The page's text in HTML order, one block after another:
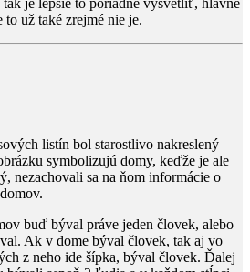
už také zrejmé nie je.
listín bol starostlivo nakreslený
symbolizujú domy, keďže je ale
nezachovali sa na ňom informácie o
buď býval práve jeden človek, alebo
Ak v dome býval človek, tak aj vo
z neho ide šípka, býval človek. Ďalej